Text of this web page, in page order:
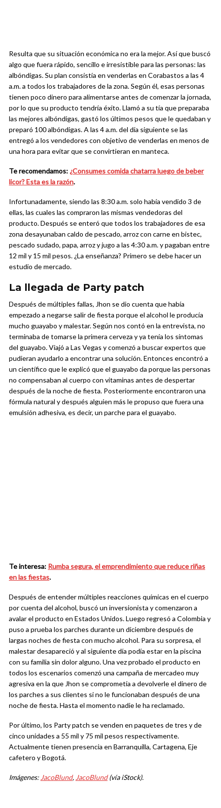
Resulta que su situación económica no era la mejor. Así que buscó
algo que fuera rápido, sencillo e irresistible para las personas: las
albóndigas. Su plan consistía en venderlas en Corabastos a las 4
a.m. a todos los trabajadores de la zona. Según él, esas personas
tienen poco dinero para alimentarse antes de comenzar la jornada,
por lo que su producto tendría éxito. Llamó a su tía que preparaba
las mejores albóndigas, gastó los últimos pesos que le quedaban y
preparó 100 albóndigas. A las 4 a.m. del día siguiente se las
entregó a los vendedores con objetivo de venderlas en menos de
una hora para evitar que se convirtieran en manteca.
Te recomendamos:¿Consumes comida chatarra luego de beber
licor? Esta es la razón.
Infortunadamente, siendo las 8:30 a.m. solo había vendido 3 de
ellas, las cuales las compraron las mismas vendedoras del
producto. Después se enteró que todos los trabajadores de esa
zona desayunaban caldo de pescado, arroz con carne en bistec,
pescado sudado, papa, arroz y jugo a las 4:30 a.m. y pagaban entre
12 mil y 15 mil pesos. ¿La enseñanza? Primero se debe hacer un
estudio de mercado.
La llegada de Party patch
Después de múltiples fallas, Jhon se dio cuenta que había
empezado a negarse salir de fiesta porque el alcohol le producía
mucho guayabo y malestar. Según nos contó en la entrevista, no
terminaba de tomarse la primera cerveza y ya tenía los síntomas
del guayabo. Viajó a Las Vegas y comenzó a buscar expertos que
pudieran ayudarlo a encontrar una solución. Entonces encontró a
un científico que le explicó que el guayabo da porque las personas
no compensaban al cuerpo con vitaminas antes de despertar
después de la noche de fiesta. Posteriormente encontraron una
fórmula natural y después alguien más le propuso que fuera una
emulsión adhesiva, es decir, un parche para el guayabo.
Te interesa: Rumba segura, el emprendimiento que reduce riñas
en las fiestas.
Después de entender múltiples reacciones químicas en el cuerpo
por cuenta del alcohol, buscó un inversionista y comenzaron a
avalar el producto en Estados Unidos. Luego regresó a Colombia y
puso a prueba los parches durante un diciembre después de
largas noches de fiesta con mucho alcohol. Para su sorpresa, el
malestar desapareció y al siguiente día podía estar en la piscina
con su familia sin dolor alguno. Una vez probado el producto en
todos los escenarios comenzó una campaña de mercadeo muy
agresiva en la que Jhon se comprometía a devolverle el dinero de
los parches a sus clientes si no le funcionaban después de una
noche de fiesta. Hasta el momento nadie le ha reclamado.
Por último, los Party patch se venden en paquetes de tres y de
cinco unidades a 55 mil y 75 mil pesos respectivamente.
Actualmente tienen presencia en Barranquilla, Cartagena, Eje
cafetero y Bogotá.
Imágenes:JacoBlund,JacoBlund(vía iStock).